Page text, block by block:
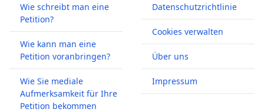
Wie schreibt man eine
Petition?
Wie kann man eine
Petition voranbringen?
Wie Sie mediale
Aufmerksamkeit für Ihre
Petition bekommen
Datenschutzrichtlinie
Cookies verwalten
Über uns
Impressum